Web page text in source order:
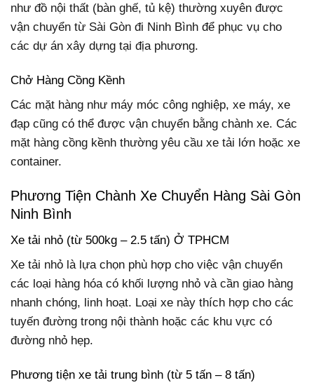
như đồ nội thất (bàn ghế, tủ kệ) thường xuyên được
vận chuyển từ Sài Gòn đi Ninh Bình để phục vụ cho
các dự án xây dựng tại địa phương.
Chở Hàng Cồng Kềnh
Các mặt hàng như máy móc công nghiệp, xe máy, xe
đạp cũng có thể được vận chuyển bằng chành xe. Các
mặt hàng cồng kềnh thường yêu cầu xe tải lớn hoặc xe
container.
Phương Tiện Chành Xe Chuyển Hàng Sài Gòn
Ninh Bình
Xe tải nhỏ (từ 500kg – 2.5 tấn) Ở TPHCM
Xe tải nhỏ là lựa chọn phù hợp cho việc vận chuyển
các loại hàng hóa có khối lượng nhỏ và cần giao hàng
nhanh chóng, linh hoạt. Loại xe này thích hợp cho các
tuyến đường trong nội thành hoặc các khu vực có
đường nhỏ hẹp.
Phương tiện xe tải trung bình (từ 5 tấn – 8 tấn)